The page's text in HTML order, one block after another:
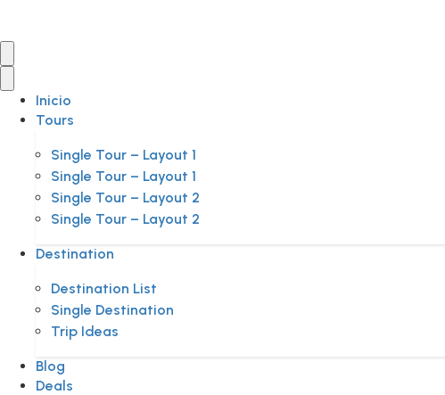
Inicio
Tours
Single Tour – Layout 1
Single Tour – Layout 1
Single Tour – Layout 2
Single Tour – Layout 2
Destination
Destination List
Single Destination
Trip Ideas
Blog
Deals